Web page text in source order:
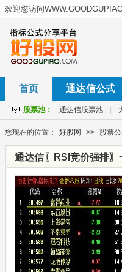
首页 通达信公式
股票池： 通达信股票池
您现在的位置： 好股网 >> 股票
通达信〖RSI竞价强排〗